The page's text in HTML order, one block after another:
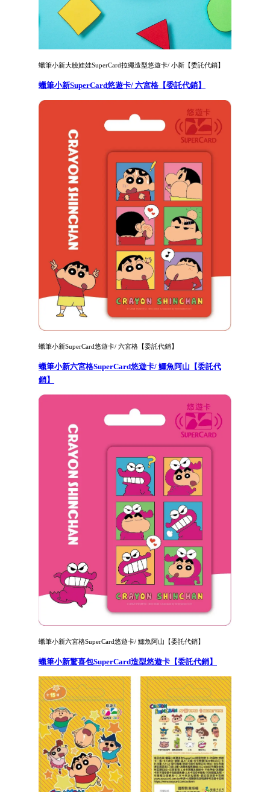
蠟筆小新大臉娃娃SuperCard拉繩造型悠遊卡/ 小新【委託代銷】
蠟筆小新SuperCard悠遊卡/ 六宮格【委託代銷】
蠟筆小新SuperCard悠遊卡/ 六宮格【委託代銷】
蠟筆小新六宮格SuperCard悠遊卡/ 鱷魚阿山【委託代
銷】
蠟筆小新六宮格SuperCard悠遊卡/ 鱷魚阿山【委託代銷】
蠟筆小新驚喜包SuperCard造型悠遊卡【委託代銷】